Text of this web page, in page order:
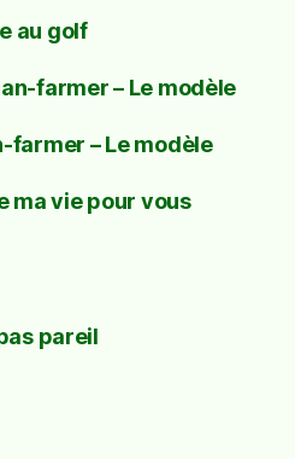
au golf
farmer – Le modèle
farmer – Le modèle
ma vie pour vous
pareil